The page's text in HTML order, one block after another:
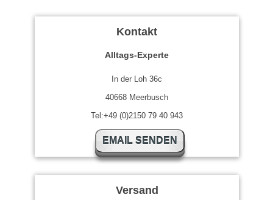
Kontakt
Alltags-Experte
In der Loh 36c
40668 Meerbusch
Tel:+49 (0)2150 79 40 943
EMAIL SENDEN
Versand